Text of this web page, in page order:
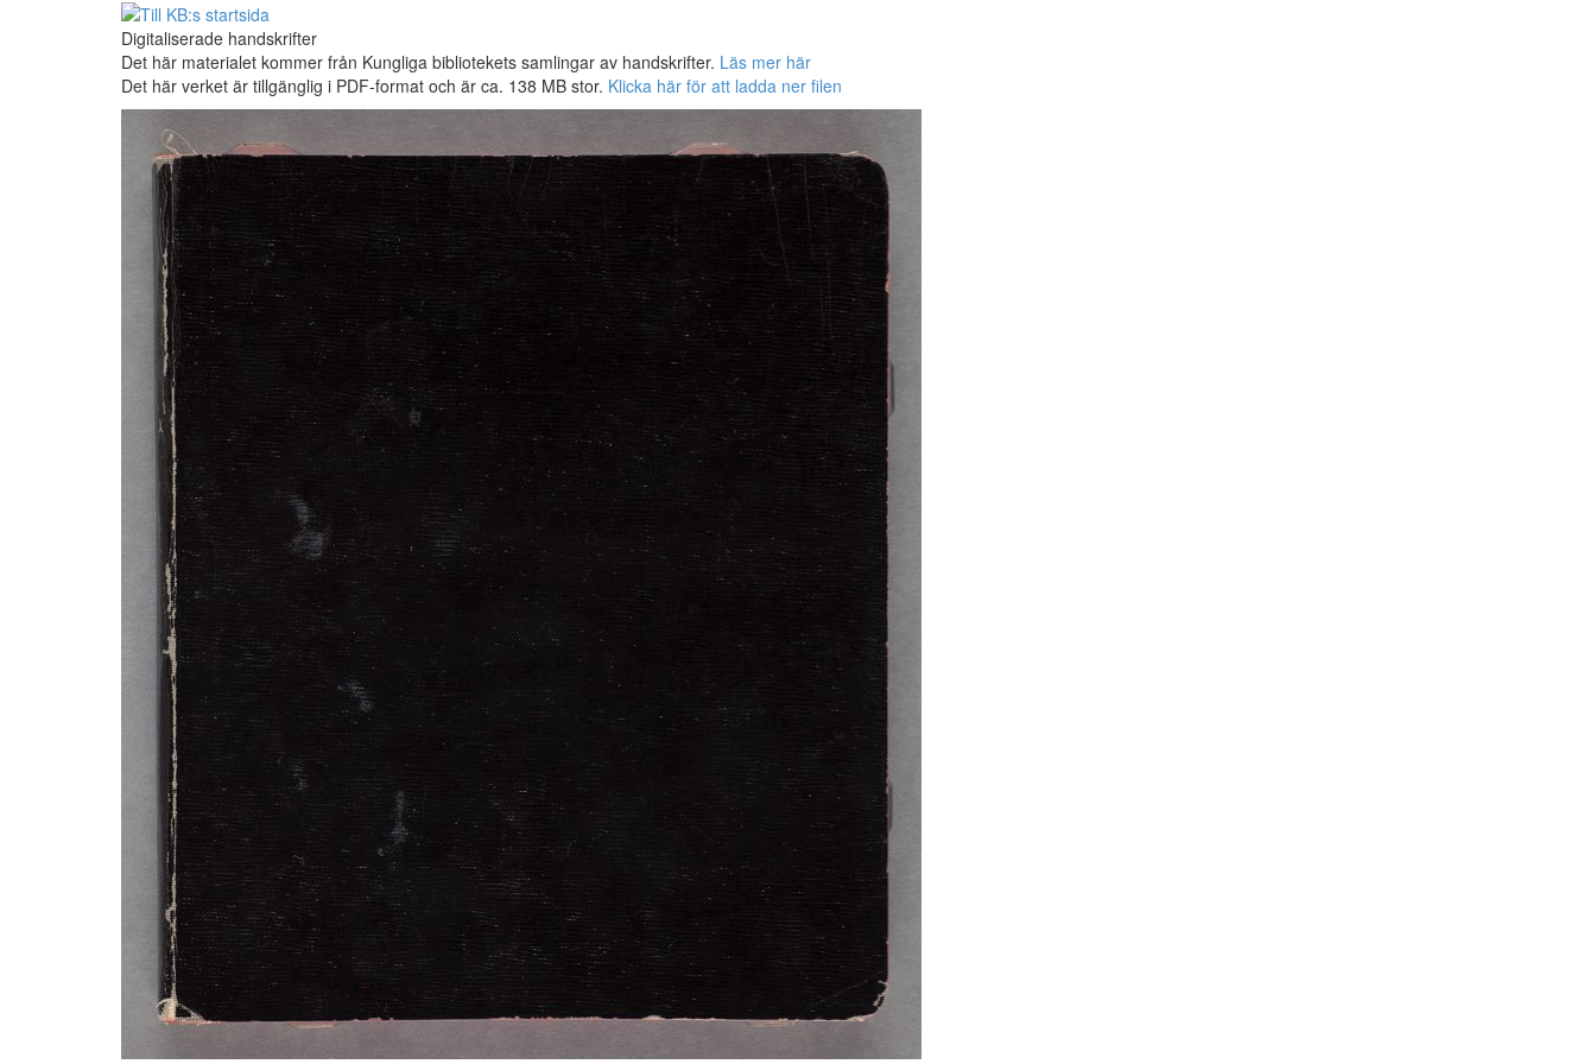
Digitaliserade handskrifter
Det här materialet kommer från Kungliga bibliotekets samlingar av handskrifter. Läs mer här
Det här verket är tillgänglig i PDF-format och är ca. 138 MB stor. Klicka här för att ladda ner filen